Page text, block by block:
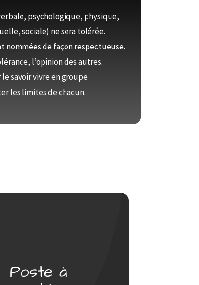
psychologique, physique,
sociale) ne sera tolérée.
nommées de façon respectueuse.
l’opinion des autres.
le savoir vivre en groupe.
les limites de chacun.
Poste à